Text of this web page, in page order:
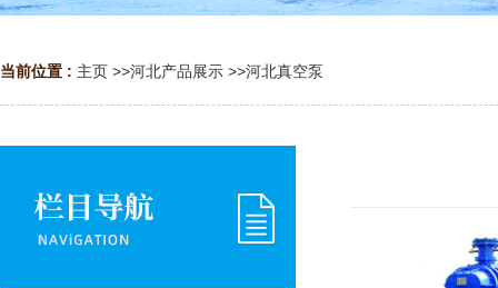
当前位置 : 主页 >>河北产品展示 >>河北真空泵